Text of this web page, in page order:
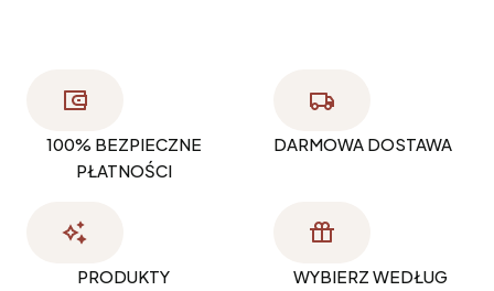
100% BEZPIECZNE
PŁATNOŚCI
DARMOWA DOSTAWA
PRODUKTY
WYBIERZ WEDŁUG